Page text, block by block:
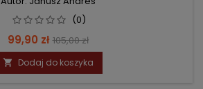
(0)
Cena
99,90 zł Cena
podstawowa
105,00 zł
 Dodaj do koszyka